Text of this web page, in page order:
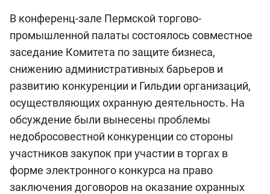
В конференц-зале Пермской торгово-
промышленной палаты состоялось совместное
заседание Комитета по защите бизнеса,
снижению административных барьеров и
развитию конкуренции и Гильдии организаций,
осуществляющих охранную деятельность. На
обсуждение были вынесены проблемы
недобросовестной конкуренции со стороны
участников закупок при участии в торгах в
форме электронного конкурса на право
заключения договоров на оказание охранных